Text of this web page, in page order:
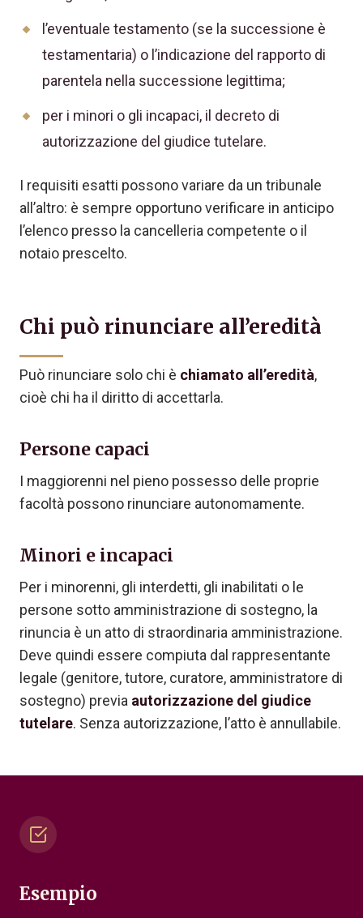
l’eventuale testamento (se la successione è
testamentaria) o l’indicazione del rapporto di
parentela nella successione legittima;
per i minori o gli incapaci, il decreto di
autorizzazione del giudice tutelare.
I requisiti esatti possono variare da un tribunale
all’altro: è sempre opportuno verificare in anticipo
l’elenco presso la cancelleria competente o il
notaio prescelto.
Chi può rinunciare all’eredità
Può rinunciare solo chi è chiamato all’eredità,
cioè chi ha il diritto di accettarla.
Persone capaci
I maggiorenni nel pieno possesso delle proprie
facoltà possono rinunciare autonomamente.
Minori e incapaci
Per i minorenni, gli interdetti, gli inabilitati o le
persone sotto amministrazione di sostegno, la
rinuncia è un atto di straordinaria amministrazione.
Deve quindi essere compiuta dal rappresentante
legale (genitore, tutore, curatore, amministratore di
sostegno) previa autorizzazione del giudice
tutelare. Senza autorizzazione, l’atto è annullabile.
Esempio